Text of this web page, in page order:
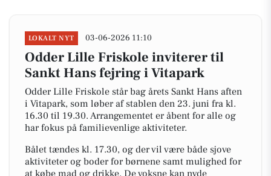
LOKALT NYT 03-06-2026 11:10
Odder Lille Friskole inviterer til
Sankt Hans fejring i Vitapark
Odder Lille Friskole står bag årets Sankt Hans aften
i Vitapark, som løber af stablen den 23. juni fra kl.
16.30 til 19.30. Arrangementet er åbent for alle og
har fokus på familievenlige aktiviteter.
Bålet tændes kl. 17.30, og der vil være både sjove
aktiviteter og boder for børnene samt mulighed for
at købe mad og drikke. De voksne kan nyde